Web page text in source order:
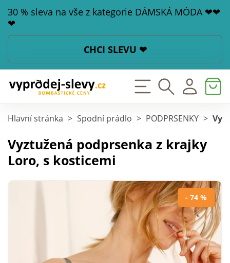
30 % sleva na vše z kategorie DÁMSKÁ MÓDA ❤❤
❤
CHCI SLEVU ❤
Hlavní stránka > Spodní prádlo > PODPRSENKY >
Vyztužená podprsenka z krajky
Loro, s kosticemi
- 74 %